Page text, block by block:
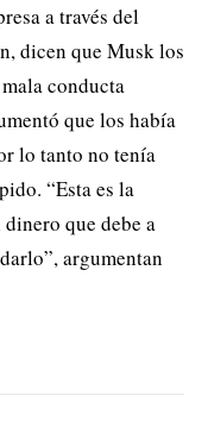
a través del
dicen que Musk los
conducta
que los había
lo tanto no tenía
“Esta es la
que debe a
argumentan